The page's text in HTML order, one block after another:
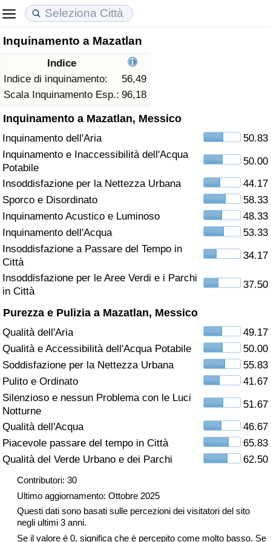
Inquinamento a Mazatlan
Indice
Indice di inquinamento:
56,49
Scala Inquinamento Esp.: 96,18
Inquinamento a Mazatlan, Messico
Inquinamento dell'Aria
50.83
Inquinamento e Inaccessibilità dell'Acqua
Potabile
50.00
Insoddisfazione per la Nettezza Urbana
44.17
Sporco e Disordinato
58.33
Inquinamento Acustico e Luminoso
48.33
Inquinamento dell'Acqua
53.33
Insoddisfazione a Passare del Tempo in
Città
34.17
Insoddisfazione per le Aree Verdi e i Parchi
in Città
37.50
Purezza e Pulizia a Mazatlan, Messico
Qualità dell'Aria
49.17
Qualità e Accessibilità dell'Acqua Potabile
50.00
Soddisfazione per la Nettezza Urbana
55.83
Pulito e Ordinato
41.67
Silenzioso e nessun Problema con le Luci
Notturne
51.67
Qualità dell'Acqua
46.67
Piacevole passare del tempo in Città
65.83
Qualità del Verde Urbano e dei Parchi
62.50
Contributori: 30
Ultimo aggiornamento: Ottobre 2025
Questi dati sono basati sulle percezioni dei visitatori del sito
negli ultimi 3 anni.
Se il valore è 0, significa che è percepito come molto basso. Se
Costo della vita
Indice Del Costo Della Vita (corrente)
Indice Del Costo Della Vita
Indice del Costo della Vita per Nazione
ad Aqaba
Prezzi degli immobili
Indice del Prezzo delle Case (Corrente)
Indice del Prezzo delle Case
Indice del Prezzo delle Case per Nazione
Qualità della Vita
Indice della Qualità della Vita
Indice della Qualità della Vita (Corrente)
Indice della qualità della vita per Paese
Criminalità
Indice del Tasso di Criminalità (Corrente)
Indice della Criminalità
Indice di criminalità per paese
Assistenza Sanitaria
Indice dell’Assistenza Sanitaria
Indice dell’Assistenza Sanitaria per
Nazione
Inquinamento
Indice dell’Inquinamento (Corrente)
Indice di inquinamento
Indice dell’Inquinamento per Nazione